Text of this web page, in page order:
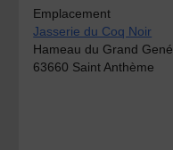
Emplacement
Jasserie du Coq Noir
Hameau du Grand
63660 Saint Anthème